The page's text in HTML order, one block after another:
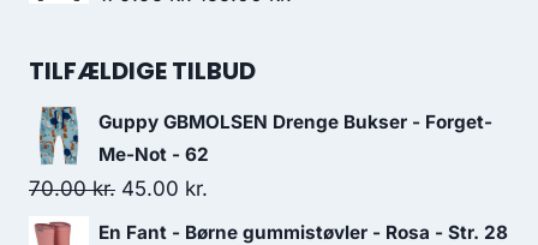
was:
TILFÆLDIGE TILBUD
Guppy GBMOLSEN Drenge Bukser - Forget-
Me-Not - 62
70.00kr. Original
price
45.00 kr.
price
En Fant - Børne gummistøvler - Rosa - Str. 28